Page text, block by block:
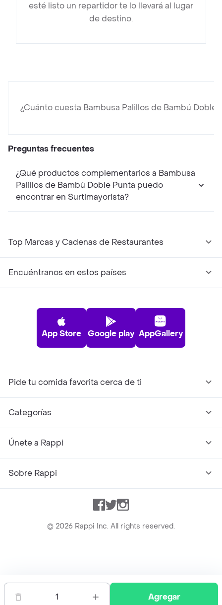
1 Agregar
esté listo un repartidor te lo llevará al lugar
de destino.
¿Cuánto cuesta Bambusa Palillos de Bambú Doble
Preguntas frecuentes
¿Qué productos complementarios a Bambusa
Palillos de Bambú Doble Punta puedo
encontrar en Surtimayorista?
Top Marcas y Cadenas de Restaurantes
Encuéntranos en estos países
App Store Google play AppGallery
Pide tu comida favorita cerca de ti
Categorías
Únete a Rappi
Sobre Rappi
Facebook
TwitterInstagram
© 2026 Rappi Inc. All rights reserved.